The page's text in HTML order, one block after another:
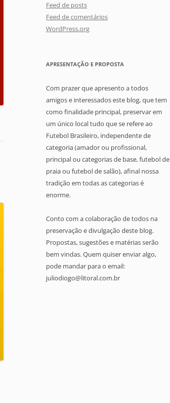
Feed de posts
Feed de comentários
WordPress.org
APRESENTAÇÃO E PROPOSTA
Com prazer que apresento a todos
amigos e interessados este blog, que tem
como finalidade principal, preservar em
um único local tudo que se refere ao
Futebol Brasileiro, independente de
categoria (amador ou profissional,
principal ou categorias de base, futebol de
praia ou futebol de salão), afinal nossa
tradição em todas as categorias é
enorme.
Conto com a colaboração de todos na
preservação e divulgação deste blog.
Propostas, sugestões e matérias serão
bem vindas. Quem quiser enviar algo,
pode mandar para o email:
juliodiogo@litoral.com.br